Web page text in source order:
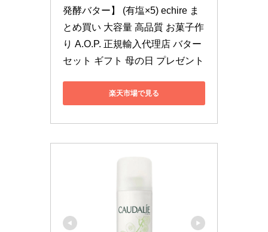
発酵バター】 (有塩×5) echire ま
とめ買い 大容量 高品質 お菓子作
り A.O.P. 正規輸入代理店 バター
セット ギフト 母の日 プレゼント
楽天市場で見る